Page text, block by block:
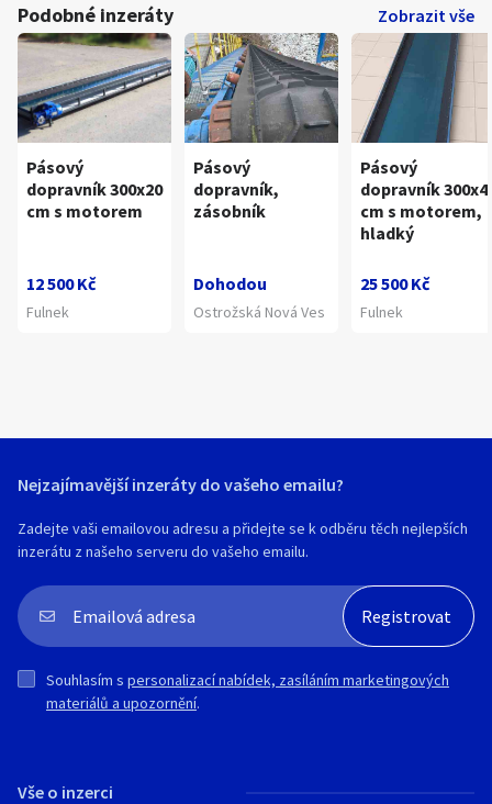
Podobné inzeráty Zobrazit vše
Pásový
dopravník 300x20
cm s motorem
12 500 Kč
Fulnek
Pásový
dopravník,
zásobník
Dohodou
Ostrožská Nová Ves
Pásový
dopravník
cm s motorem,
hladký
25 500 Kč
Fulnek
Vše o inzerci
Nejzajímavější inzeráty do vašeho emailu?
Zadejte vaši emailovou adresu a přidejte se k odběru těch nejlepších
inzerátu z našeho serveru do vašeho emailu.
Souhlasím s personalizací nabídek, zasíláním marketingových
materiálů a upozornění.